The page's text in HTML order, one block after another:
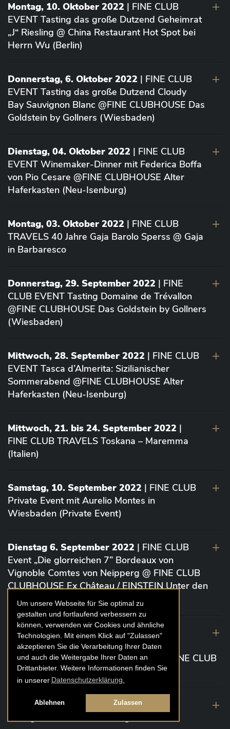
Um unsere Webseite für Sie optimal zu
gestalten und fortlaufend verbessern zu
können, verwenden wir Cookies und ähnliche
Technologien. Mit einem Klick auf "Zulassen"
akzeptieren Sie die Verarbeitung Ihrer Daten
und auch die Weitergabe Ihrer Daten an
Drittanbieter. Weitere Informationen finden Sie
in unserer Datenschutzerklärung.
Ablehnen Zulassen
Montag, 10. Oktober 2022 | FINE CLUB
EVENT Tasting das große Dutzend Geheimrat
„J“ Riesling @ China Restaurant Hot Spot bei
Herrn Wu (Berlin)
Donnerstag, 6. Oktober 2022 | FINE CLUB
EVENT Tasting das große Dutzend Cloudy
Bay Sauvignon Blanc @FINE CLUBHOUSE Das
Goldstein by Gollners (Wiesbaden)
Dienstag, 04. Oktober 2022 | FINE CLUB
EVENT Winemaker-Dinner mit Federica Boffa
von Pio Cesare @FINE CLUBHOUSE Alter
Haferkasten (Neu-Isenburg)
Montag, 03. Oktober 2022 | FINE CLUB
TRAVELS 40 Jahre Gaja Barolo Sperss @ Gaja
in Barbaresco
Donnerstag, 29. September 2022 | FINE
CLUB EVENT Tasting Domaine de Trévallon
@FINE CLUBHOUSE Das Goldstein by Gollners
(Wiesbaden)
Mittwoch, 28. September 2022 | FINE CLUB
EVENT Tasca d’Almerita: Sizilianischer
Sommerabend @FINE CLUBHOUSE Alter
Haferkasten (Neu-Isenburg)
Mittwoch, 21. bis 24. September 2022 |
FINE CLUB TRAVELS Toskana – Maremma
(Italien)
Samstag, 10. September 2022 | FINE CLUB
Private Event mit Aurelio Montes in
Wiesbaden (Private Event)
Dienstag 6. September 2022 | FINE CLUB
Event „Die glorreichen 7” Bordeaux von
Vignoble Comtes von Neipperg @ FINE CLUB
CLUBHOUSE Ex Château / EINSTEIN Unter den
Linden (Berlin)
19. August 2022| FINE CLUB Academy
Caviar „Die glorreichen 7“ Riesling Große
Gewächse von der Mosel aus 2020 @ FINE CLUB
Clubhouse Prunier Cologne (Köln)
29. Juli 2022
| Weinbergwanderung
Weingüter Geheimrat J. Wegeler